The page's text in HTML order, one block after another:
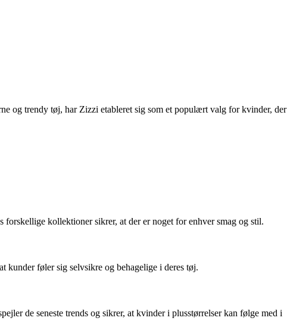
og trendy tøj, har Zizzi etableret sig som et populært valg for kvinder, der
kollektioner sikrer, at der er noget for enhver smag og stil.
kunder føler sig selvsikre og behagelige i deres tøj.
de seneste trends og sikrer, at kvinder i plusstørrelser kan følge med i